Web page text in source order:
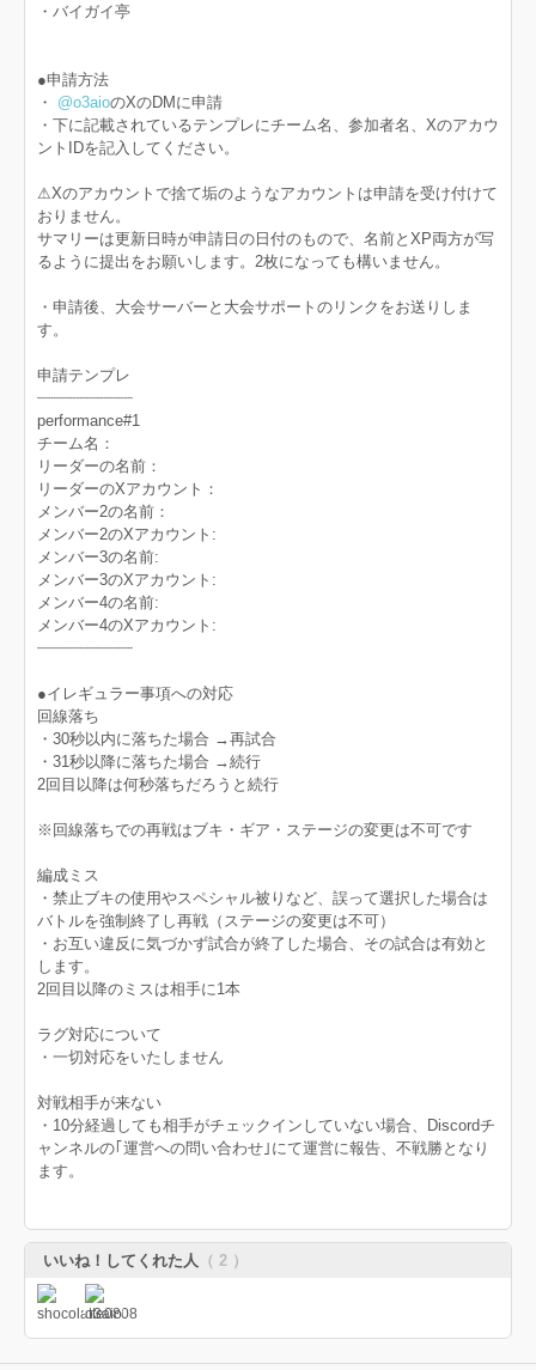
・バイガイ亭
●申請方法
・ @o3aioのXのDMに申請
・下に記載されているテンプレにチーム名、参加者名、Xのアカウ
ントIDを記入してください。
⚠︎Xのアカウントで捨て垢のようなアカウントは申請を受け付けて
おりません。
サマリーは更新日時が申請日の日付のもので、名前とXP両方が写
るように提出をお願いします。2枚になっても構いません。
・申請後、大会サーバーと大会サポートのリンクをお送りしま
す。
申請テンプレ
┈┈┈┈┈┈┈┈┈┈
performance#1
チーム名：
リーダーの名前：
リーダーのXアカウント：
メンバー2の名前：
メンバー2のXアカウント:
メンバー3の名前:
メンバー3のXアカウント:
メンバー4の名前:
メンバー4のXアカウント:
┈┈┈┈┈┈┈┈┈┈
●イレギュラー事項への対応
回線落ち
・30秒以内に落ちた場合 →再試合
・31秒以降に落ちた場合 →続行
2回目以降は何秒落ちだろうと続行
※回線落ちでの再戦はブキ・ギア・ステージの変更は不可です
編成ミス
・禁止ブキの使用やスペシャル被りなど、誤って選択した場合は
バトルを強制終了し再戦（ステージの変更は不可）
・お互い違反に気づかず試合が終了した場合、その試合は有効と
します。
2回目以降のミスは相手に1本
ラグ対応について
・一切対応をいたしません
対戦相手が来ない
・10分経過しても相手がチェックインしていない場合、Discordチ
ャンネルの｢運営への問い合わせ｣にて運営に報告、不戦勝となり
ます。
いいね！してくれた人 （ 2 ）